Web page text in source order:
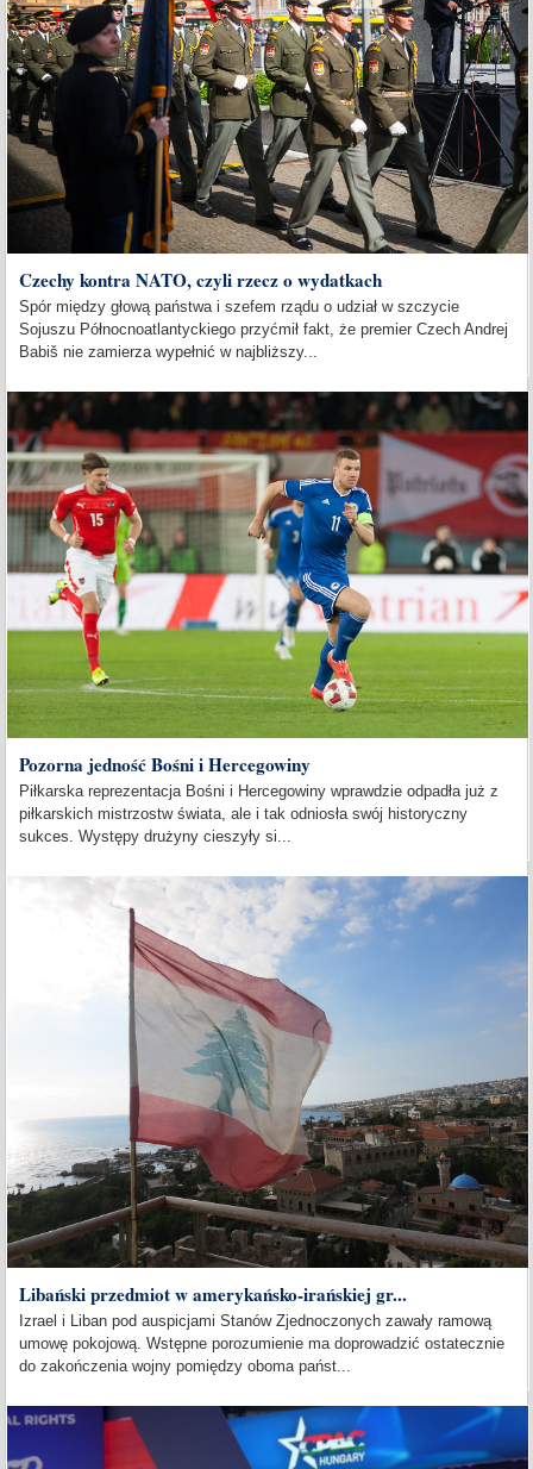
Czechy kontra NATO, czyli rzecz o wydatkach
Spór między głową państwa i szefem rządu o udział w szczycie
Sojuszu Północnoatlantyckiego przyćmił fakt, że premier Czech Andrej
Babiš nie zamierza wypełnić w najbliższy...
Pozorna jedność Bośni i Hercegowiny
Piłkarska reprezentacja Bośni i Hercegowiny wprawdzie odpadła już z
piłkarskich mistrzostw świata, ale i tak odniosła swój historyczny
sukces. Występy drużyny cieszyły si...
Libański przedmiot w amerykańsko-irańskiej gr...
Izrael i Liban pod auspicjami Stanów Zjednoczonych zawały ramową
umowę pokojową. Wstępne porozumienie ma doprowadzić ostatecznie
do zakończenia wojny pomiędzy oboma państ...